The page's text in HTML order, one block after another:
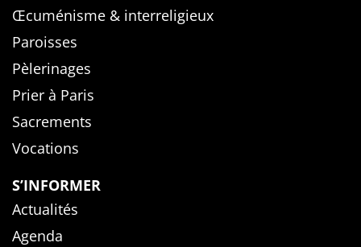
Œcuménisme & interreligieux
Paroisses
Pèlerinages
Prier à Paris
Sacrements
Vocations
S’INFORMER
Actualités
Agenda